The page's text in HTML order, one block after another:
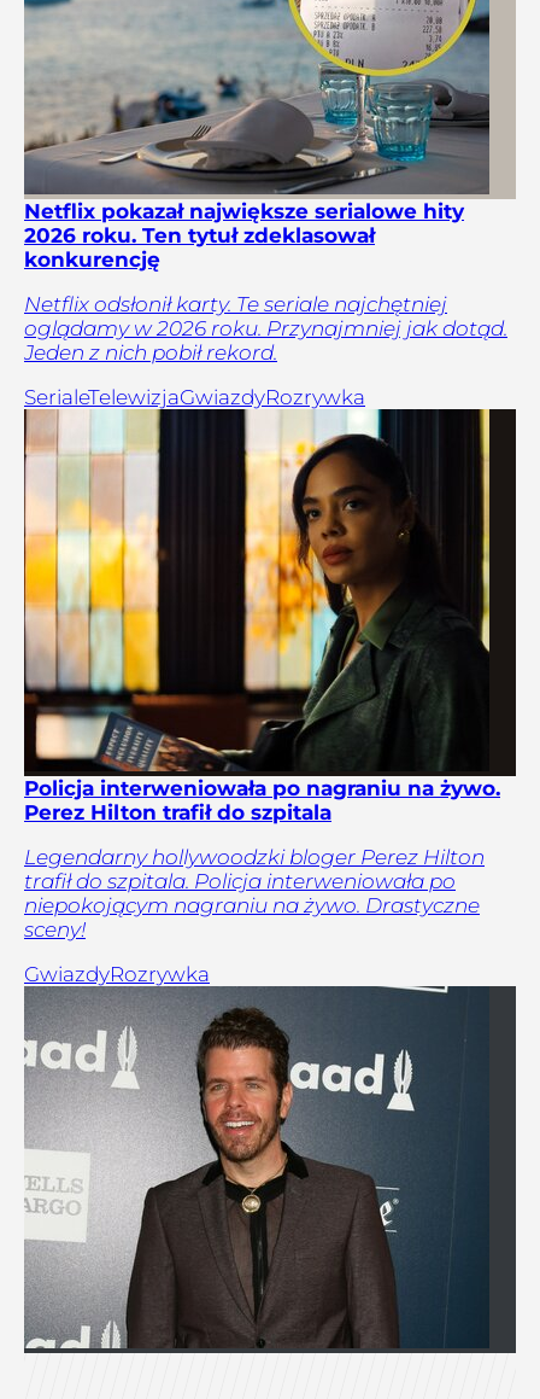
Netflix pokazał największe serialowe hity
2026 roku. Ten tytuł zdeklasował
konkurencję
Netflix odsłonił karty. Te seriale najchętniej
oglądamy w 2026 roku. Przynajmniej jak dotąd.
Jeden z nich pobił rekord.
SerialeTelewizjaGwiazdyRozrywka
Policja interweniowała po nagraniu na żywo.
Perez Hilton trafił do szpitala
Legendarny hollywoodzki bloger Perez Hilton
trafił do szpitala. Policja interweniowała po
niepokojącym nagraniu na żywo. Drastyczne
sceny!
GwiazdyRozrywka